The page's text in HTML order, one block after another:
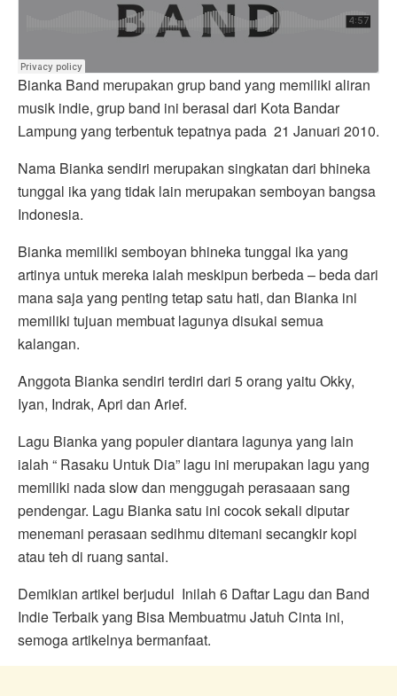
Bianka Band merupakan grup band yang memiliki aliran
musik indie, grup band ini berasal dari Kota Bandar
Lampung yang terbentuk tepatnya pada 21 Januari 2010.
Nama Bianka sendiri merupakan singkatan dari bhineka
tunggal ika yang tidak lain merupakan semboyan bangsa
Indonesia.
Bianka memiliki semboyan bhineka tunggal ika yang
artinya untuk mereka ialah meskipun berbeda – beda dari
mana saja yang penting tetap satu hati, dan Bianka ini
memiliki tujuan membuat lagunya disukai semua
kalangan.
Anggota Bianka sendiri terdiri dari 5 orang yaitu Okky,
Iyan, Indrak, Apri dan Arief.
Lagu Bianka yang populer diantara lagunya yang lain
ialah “ Rasaku Untuk Dia” lagu ini merupakan lagu yang
memiliki nada slow dan menggugah perasaaan sang
pendengar. Lagu Bianka satu ini cocok sekali diputar
menemani perasaan sedihmu ditemani secangkir kopi
atau teh di ruang santai.
Demikian artikel berjudul Inilah 6 Daftar Lagu dan Band
Indie Terbaik yang Bisa Membuatmu Jatuh Cinta ini,
semoga artikelnya bermanfaat.